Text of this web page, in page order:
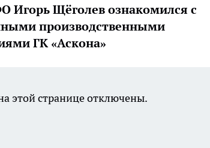
Игорь Щёголев ознакомился с
производственными
ГК «Аскона»
этой странице отключены.